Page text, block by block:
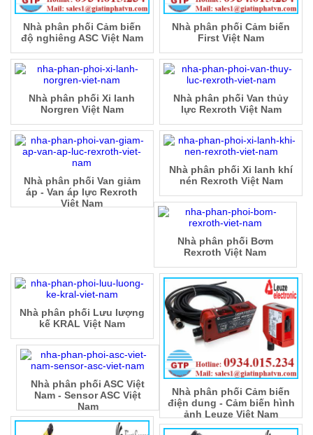
Nhà phân phối Cảm biến
độ nghiêng ASC Việt Nam
Nhà phân phối Cảm biến
First Việt Nam
Nhà phân phối Xi lanh
Norgren Việt Nam
Nhà phân phối Van thủy
lực Rexroth Việt Nam
Nhà phân phối Van giảm
áp - Van áp lực Rexroth
Việt Nam
Nhà phân phối Xi lanh khí
nén Rexroth Việt Nam
Nhà phân phối Bơm
Rexroth Việt Nam
Nhà phân phối Cảm biến
điện dung - Cảm biến hình
ảnh Leuze Việt Nam
Nhà phân phối Lưu lượng
kế KRAL Việt Nam
Nhà phân phối ASC Việt
Nam - Sensor ASC Việt
Nam